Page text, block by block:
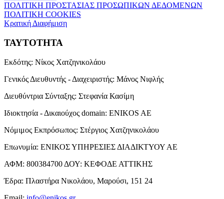
ΠΟΛΙΤΙΚΗ ΠΡΟΣΤΑΣΙΑΣ ΠΡΟΣΩΠΙΚΩΝ ΔΕΔΟΜΕΝΩΝ
ΠΟΛΙΤΙΚΗ COOKIES
Κρατική Διαφήμιση
ΤΑΥΤΟΤΗΤΑ
Εκδότης: Νίκος Χατζηνικολάου
Γενικός Διευθυντής - Διαχειριστής: Μάνος Νιφλής
Διευθύντρια Σύνταξης: Στεφανία Κασίμη
Ιδιοκτησία - Δικαιούχος domain: ENIKOS AE
Νόμιμος Εκπρόσωπος: Στέργιος Χατζηνικολάου
Επωνυμία: ΕΝΙΚΟΣ ΥΠΗΡΕΣΙΕΣ ΔΙΑΔΙΚΤΥΟΥ ΑΕ
ΑΦΜ: 800384700 ΔΟΥ: ΚΕΦΟΔΕ ΑΤΤΙΚΗΣ
Έδρα: Πλαστήρα Νικολάου, Μαρούσι, 151 24